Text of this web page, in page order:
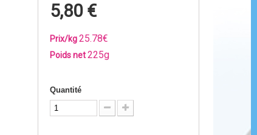
5,80 €
Prix/kg25.78€
Poids net225g
Quantité